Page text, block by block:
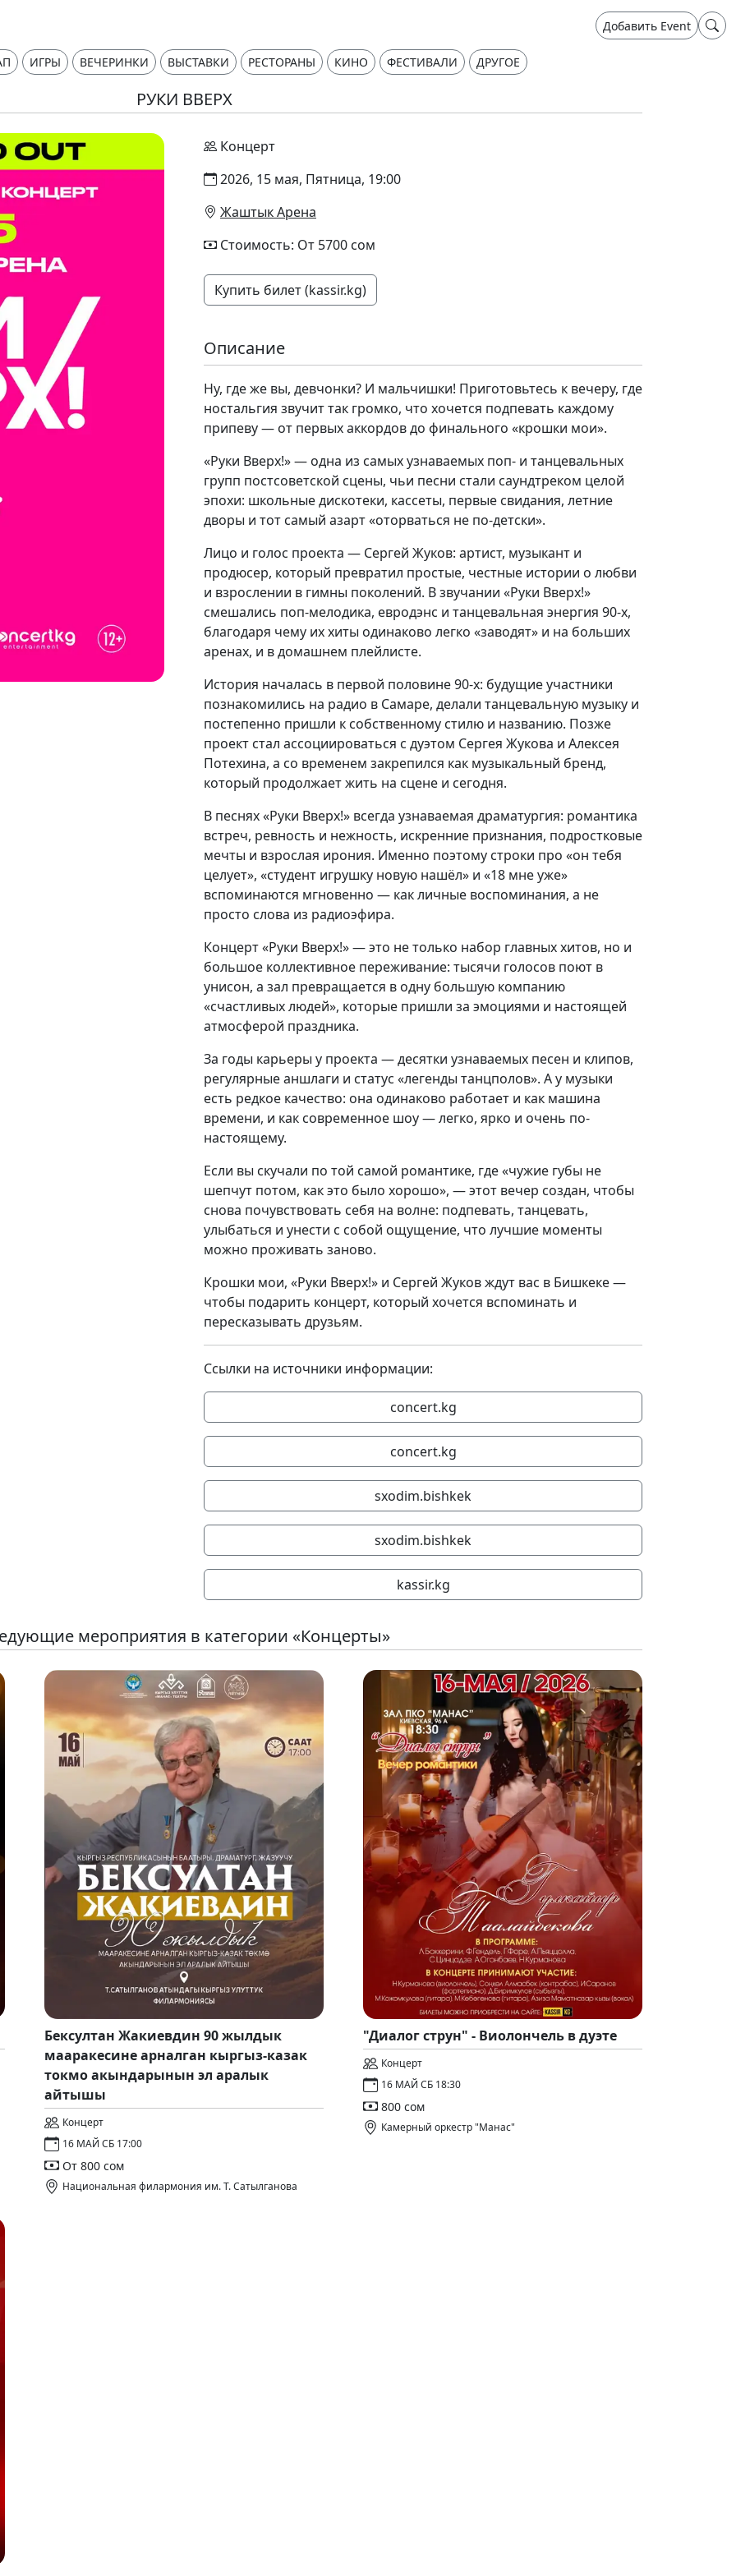
Добавить Event
ИГРЫ ВЕЧЕРИНКИ ВЫСТАВКИ РЕСТОРАНЫ КИНО ФЕСТИВАЛИ ДРУГОЕ
РУКИ ВВЕРХ
Концерт
2026, 15 мая, Пятница, 19:00
Жаштык Арена
Стоимость: От 5700 сом
Купить билет (kassir.kg)
Описание
Ну, где же вы, девчонки? И мальчишки! Приготовьтесь к вечеру, где
ностальгия звучит так громко, что хочется подпевать каждому
припеву — от первых аккордов до финального «крошки мои».
«Руки Вверх!» — одна из самых узнаваемых поп- и танцевальных
групп постсоветской сцены, чьи песни стали саундтреком целой
эпохи: школьные дискотеки, кассеты, первые свидания, летние
дворы и тот самый азарт «оторваться не по-детски».
Лицо и голос проекта — Сергей Жуков: артист, музыкант и
продюсер, который превратил простые, честные истории о любви
и взрослении в гимны поколений. В звучании «Руки Вверх!»
смешались поп-мелодика, евродэнс и танцевальная энергия 90-х,
благодаря чему их хиты одинаково легко «заводят» и на больших
аренах, и в домашнем плейлисте.
История началась в первой половине 90-х: будущие участники
познакомились на радио в Самаре, делали танцевальную музыку и
постепенно пришли к собственному стилю и названию. Позже
проект стал ассоциироваться с дуэтом Сергея Жукова и Алексея
Потехина, а со временем закрепился как музыкальный бренд,
который продолжает жить на сцене и сегодня.
В песнях «Руки Вверх!» всегда узнаваемая драматургия: романтика
встреч, ревность и нежность, искренние признания, подростковые
мечты и взрослая ирония. Именно поэтому строки про «он тебя
целует», «студент игрушку новую нашёл» и «18 мне уже»
вспоминаются мгновенно — как личные воспоминания, а не
просто слова из радиоэфира.
Концерт «Руки Вверх!» — это не только набор главных хитов, но и
большое коллективное переживание: тысячи голосов поют в
унисон, а зал превращается в одну большую компанию
«счастливых людей», которые пришли за эмоциями и настоящей
атмосферой праздника.
За годы карьеры у проекта — десятки узнаваемых песен и клипов,
регулярные аншлаги и статус «легенды танцполов». А у музыки
есть редкое качество: она одинаково работает и как машина
времени, и как современное шоу — легко, ярко и очень по-
настоящему.
Если вы скучали по той самой романтике, где «чужие губы не
шепчут потом, как это было хорошо», — этот вечер создан, чтобы
снова почувствовать себя на волне: подпевать, танцевать,
улыбаться и унести с собой ощущение, что лучшие моменты
можно проживать заново.
Крошки мои, «Руки Вверх!» и Сергей Жуков ждут вас в Бишкеке —
чтобы подарить концерт, который хочется вспоминать и
пересказывать друзьям.
Ссылки на источники информации:
concert.kg
concert.kg
sxodim.bishkek
sxodim.bishkek
kassir.kg
мероприятия в категории «Концерты»
Бексултан Жакиевдин 90 жылдык
мааракесине арналган кыргыз-казак
токмо акындарынын эл аралык
айтышы
Концерт
16 МАЙ СБ 17:00
От 800 сом
Национальная филармония им. Т. Сатылганова
"Диалог струн" - Виолончель в дуэте
Концерт
16 МАЙ СБ 18:30
800 сом
Камерный оркестр "Манас"